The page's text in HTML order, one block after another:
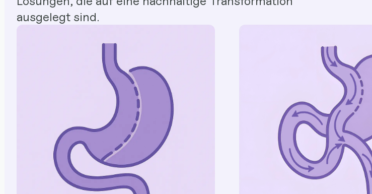
ausgelegt sind.